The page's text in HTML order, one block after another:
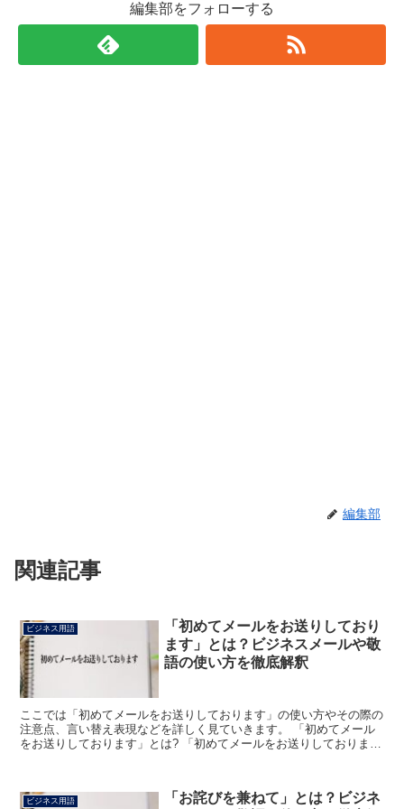
編集部をフォローする
編集部
関連記事
ビジネス用語
「初めてメールをお送りしており
ます」とは？ビジネスメールや敬
語の使い方を徹底解釈
ここでは「初めてメールをお送りしております」の使い方やその際の
注意点、言い替え表現などを詳しく見ていきます。 「初めてメール
をお送りしております」とは? 「初めてメールをお送りしておりま
ビジネス用語
「お詫びを兼ねて」とは？ビジネ